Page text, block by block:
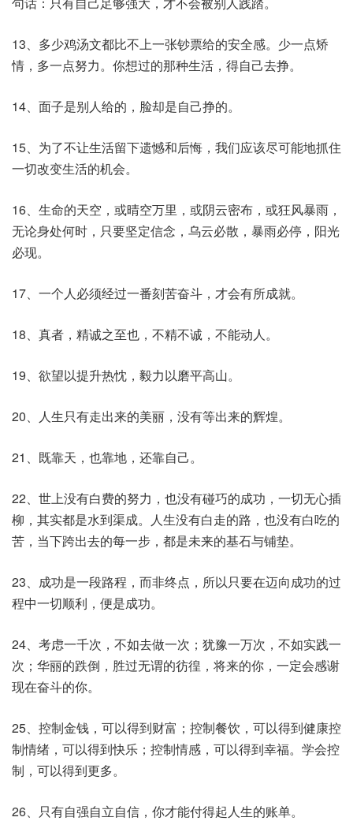
13、多少鸡汤文都比不上一张钞票给的安全感。少一点矫
情，多一点努力。你想过的那种生活，得自己去挣。
14、面子是别人给的，脸却是自己挣的。
15、为了不让生活留下遗憾和后悔，我们应该尽可能地抓住
一切改变生活的机会。
16、生命的天空，或晴空万里，或阴云密布，或狂风暴雨，
无论身处何时，只要坚定信念，乌云必散，暴雨必停，阳光
必现。
17、一个人必须经过一番刻苦奋斗，才会有所成就。
18、真者，精诚之至也，不精不诚，不能动人。
19、欲望以提升热忱，毅力以磨平高山。
20、人生只有走出来的美丽，没有等出来的辉煌。
21、既靠天，也靠地，还靠自己。
22、世上没有白费的努力，也没有碰巧的成功，一切无心插
柳，其实都是水到渠成。人生没有白走的路，也没有白吃的
苦，当下跨出去的每一步，都是未来的基石与铺垫。
23、成功是一段路程，而非终点，所以只要在迈向成功的过
程中一切顺利，便是成功。
24、考虑一千次，不如去做一次；犹豫一万次，不如实践一
次；华丽的跌倒，胜过无谓的彷徨，将来的你，一定会感谢
现在奋斗的你。
25、控制金钱，可以得到财富；控制餐饮，可以得到健康控
制情绪，可以得到快乐；控制情感，可以得到幸福。学会控
制，可以得到更多。
26、只有自强自立自信，你才能付得起人生的账单。